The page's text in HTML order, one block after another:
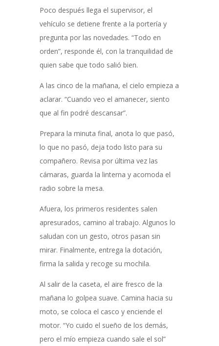
Poco después llega el supervisor, el
vehículo se detiene frente a la portería y
pregunta por las novedades. “Todo en
orden”, responde él, con la tranquilidad de
quien sabe que todo salió bien.
A las cinco de la mañana, el cielo empieza a
aclarar. “Cuando veo el amanecer, siento
que al fin podré descansar”.
Prepara la minuta final, anota lo que pasó,
lo que no pasó, deja todo listo para su
compañero. Revisa por última vez las
cámaras, guarda la linterna y acomoda el
radio sobre la mesa.
Afuera, los primeros residentes salen
apresurados, camino al trabajo. Algunos lo
saludan con un gesto, otros pasan sin
mirar. Finalmente, entrega la dotación,
firma la salida y recoge su mochila.
Al salir de la caseta, el aire fresco de la
mañana lo golpea suave. Camina hacia su
moto, se coloca el casco y enciende el
motor. “Yo cuido el sueño de los demás,
pero el mío empieza cuando sale el sol”